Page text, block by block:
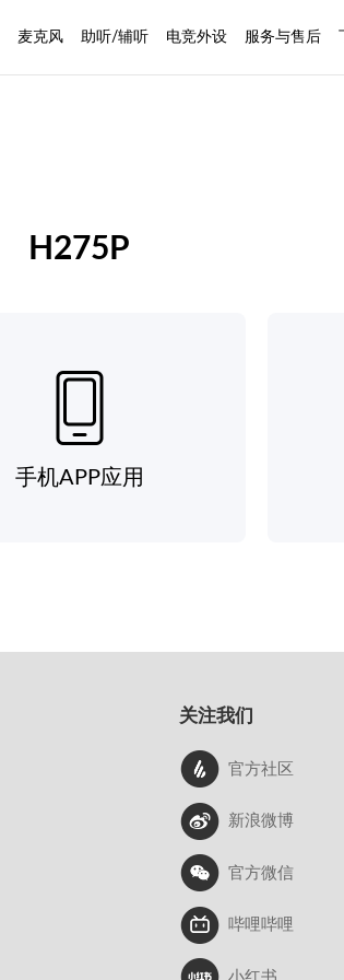
麦克风 助听/辅听 电竞外设 服务与售后
H275P
手机APP应用
关注我们
官方社区
新浪微博
官方微信
哔哩哔哩